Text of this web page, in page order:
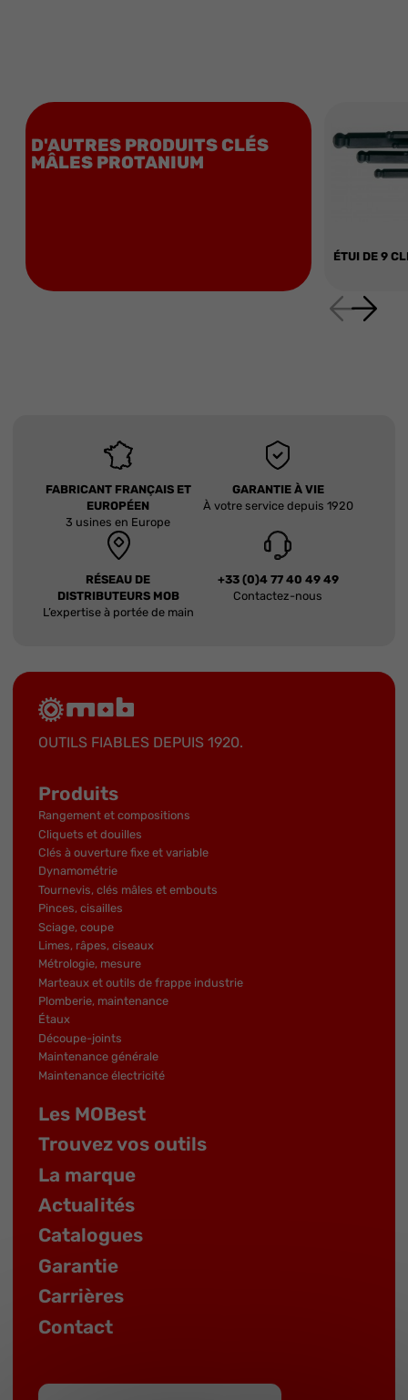
D'AUTRES PRODUITS CLÉS
MÂLES PROTANIUM
ÉTUI DE 9
FABRICANT FRANÇAIS ET
EUROPÉEN
3 usines en Europe
GARANTIE À VIE
À votre service depuis 1920
RÉSEAU DE
DISTRIBUTEURS MOB
L’expertise à portée de main
+33 (0)4 77 40 49 49
Contactez-nous
OUTILS FIABLES DEPUIS 1920.
Produits
Rangement et compositions
Cliquets et douilles
Clés à ouverture fixe et variable
Dynamométrie
Tournevis, clés mâles et embouts
Pinces, cisailles
Sciage, coupe
Limes, râpes, ciseaux
Métrologie, mesure
Marteaux et outils de frappe industrie
Plomberie, maintenance
Étaux
Découpe-joints
Maintenance générale
Maintenance électricité
Les MOBest
Trouvez vos outils
La marque
Actualités
Catalogues
Garantie
Carrières
Contact